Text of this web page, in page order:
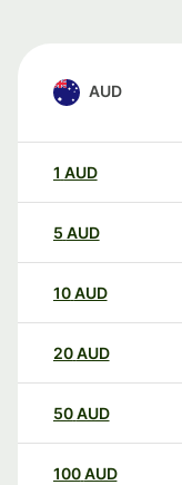
AUD
1 AUD
5 AUD
10AUD
20AUD
50AUD
100AUD